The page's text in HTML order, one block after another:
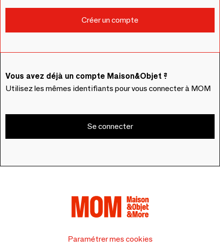
Vous avez déjà un compte Maison&Objet ?
Utilisez les mêmes identifiants pour vous connecter à MOM
Se connecter
Paramétrer mes cookies